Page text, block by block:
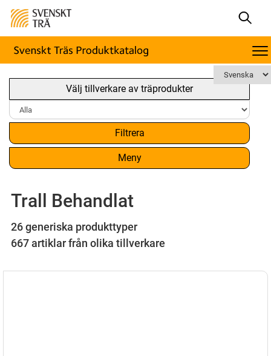
Välj tillverkare av träprodukter
Filtrera
Meny
Trall Behandlat
26 generiska produkttyper
667 artiklar från olika tillverkare